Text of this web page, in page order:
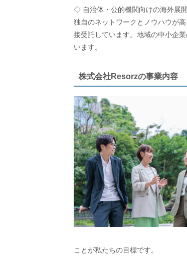
◇ 自治体・公的機関向けの海外展
独自のネットワークとノウハウが
接受託しています。地域の中小企
います。
株式会社Resorzの事業内容
ことが私たちの目標です。